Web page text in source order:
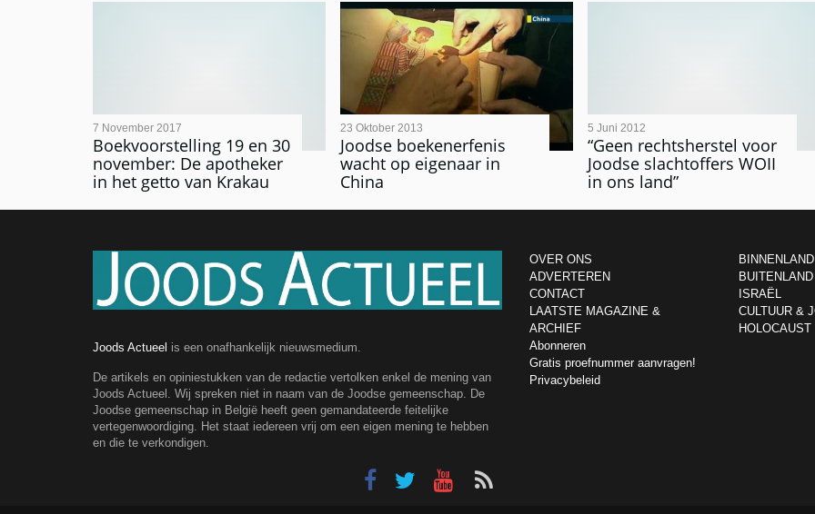
Boekvoorstelling 19 en 30
november: De apotheker
in het getto van Krakau
7 November 2017
Joodse boekenerfenis
wacht op eigenaar in
China
23 Oktober 2013
“Geen rechtsherstel voor
Joodse slachtoffers WOII
in ons land”
5 Juni 2012
Joods Actueel is een onafhankelijk nieuwsmedium.
De artikels en opiniestukken van de redactie vertolken enkel de mening van
Joods Actueel. Wij spreken niet in naam van de Joodse gemeenschap. De
Joodse gemeenschap in België heeft geen gemandateerde feitelijke
vertegenwoordiging. Het staat iedereen vrij om een eigen mening te hebben
en die te verkondigen.
OVER ONS
ADVERTEREN
CONTACT
LAATSTE MAGAZINE &
ARCHIEF
Abonneren
Gratis proefnummer aanvragen!
Privacybeleid
BINNENLAND
BUITENLAND
ISRAËL
CULTUUR &
HOLOCAUST